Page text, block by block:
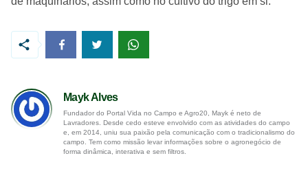
Mayk Alves
Fundador do Portal Vida no Campo e Agro20, Mayk é neto de
Lavradores. Desde cedo esteve envolvido com as atividades do campo
e, em 2014, uniu sua paixão pela comunicação com o tradicionalismo do
campo. Tem como missão levar informações sobre o agronegócio de
forma dinâmica, interativa e sem filtros.